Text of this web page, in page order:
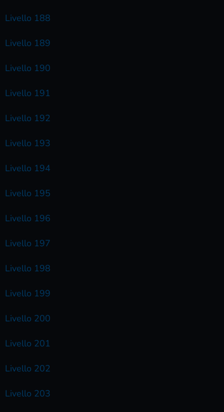
Livello 188
Livello 189
Livello 190
Livello 191
Livello 192
Livello 193
Livello 194
Livello 195
Livello 196
Livello 197
Livello 198
Livello 199
Livello 200
Livello 201
Livello 202
Livello 203